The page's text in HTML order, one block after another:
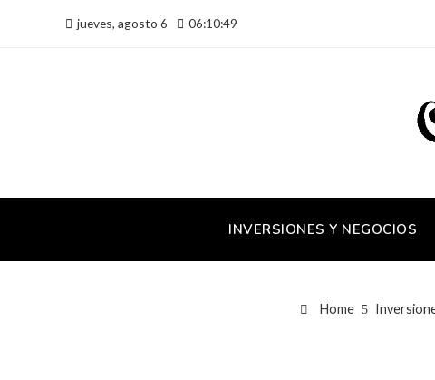
jueves, agosto 6 06:10:49
INVERSIONES Y NEGOCIOS
Home